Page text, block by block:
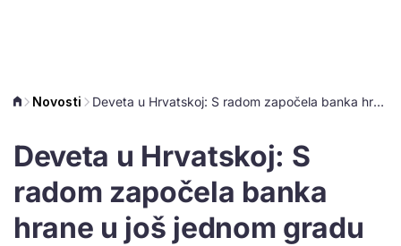
Novosti Deveta u Hrvatskoj: S radom započela banka hrane u još jednom gradu
Deveta u Hrvatskoj: S
radom započela banka
hrane u još jednom gradu